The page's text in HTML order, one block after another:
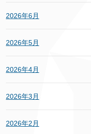
2026年6月
2026年5月
2026年4月
2026年3月
2026年2月